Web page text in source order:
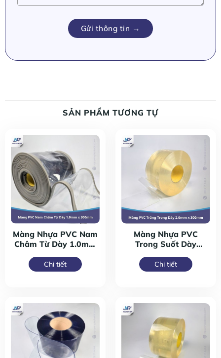
SẢN PHẨM TƯƠNG TỰ
Màng Nhựa PVC Nam
Châm Từ Dày 1.0mm
Chi tiết
Màng Nhựa PVC
Trong Suốt Dày
Chi tiết